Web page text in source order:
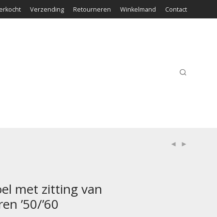
Verzending Retourneren Winkelmand Contact
met zitting van
’50/’60